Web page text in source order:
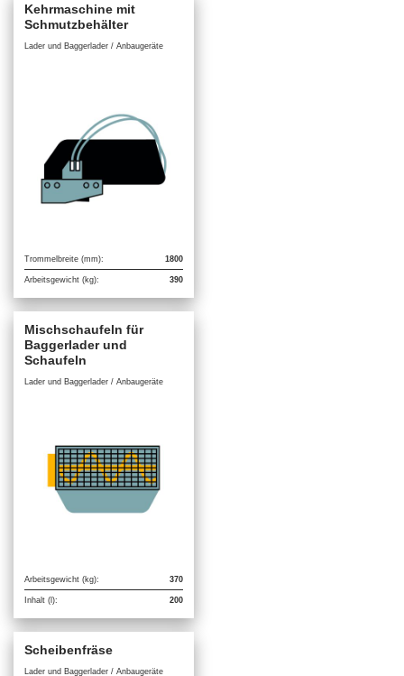
Kehrmaschine mit
Schmutzbehälter
Lader und Baggerlader / Anbaugeräte
Trommelbreite (mm): 1800
Arbeitsgewicht (kg): 390
Mischschaufeln für
Baggerlader und
Schaufeln
Lader und Baggerlader / Anbaugeräte
Arbeitsgewicht (kg): 370
Inhalt (l): 200
Scheibenfräse
Lader und Baggerlader / Anbaugeräte